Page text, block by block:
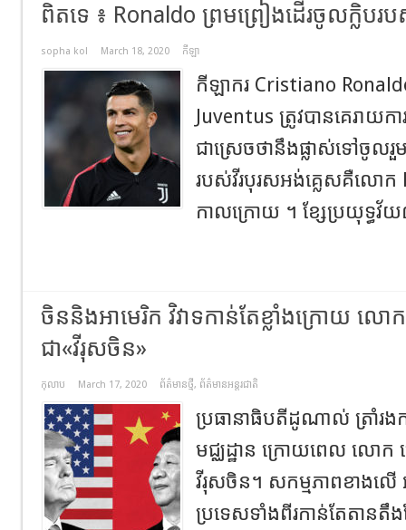
ពិតទេ ៖ Ronaldo ព្រមព្រៀង​ដើរ​ចូល​ក្លិប​រ
sopha kol March 18, 2020 កីឡា
កីឡាករ Cristiano
Juventus ត្រូវ​បាន​គេ​រាយក
ជា​ស្រេច​ថា​នឹង​ផ្លាស់​ទៅ​ចូល
របស់​វីរបុរសអង់គ្លេសគឺលោក
កាលក្រោយ​ ។ ខ្សែប្រយុទ្ធ​
ចិននិងអាមេរិក វិវាទកាន់តែខ្លាំងក្រោយ ល
ជា«វីរុសចិន»
កុលាប March 17, 2020 ព័ត៌មានថ្មី, ព័ត៌មានអន្តរជាតិ
ប្រធានាធិបតីដូណាល់ ត្រាំ​រង
មជ្ឈដ្ឋាន​ ក្រោយពេល លោក
វីរុសចិន។ សកម្មភាពខាងលើ
ប្រទេសទាំងពីរកាន់តែតានតឹ